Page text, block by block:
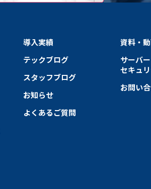
導入実績
テックブログ
スタッフブログ
お知らせ
よくあるご質問
資料・
サーバー
セキュ
お問い